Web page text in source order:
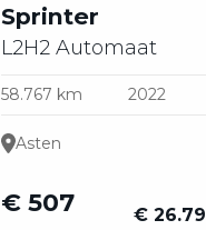
Sprinter
L2H2 Automaat
58.767 km 2022
Asten
€ 507 €